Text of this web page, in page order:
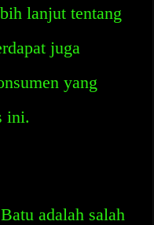
lanjut tentang
juga
yang
ini.
adalah salah